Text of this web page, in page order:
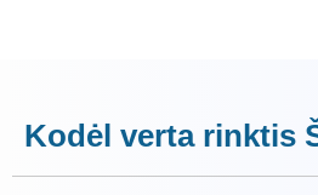
Kodėl verta rinktis